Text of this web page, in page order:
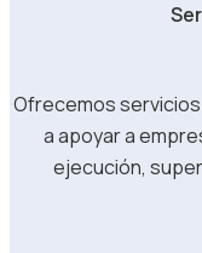
Ofrecemos
a apoyar a
ejecución,